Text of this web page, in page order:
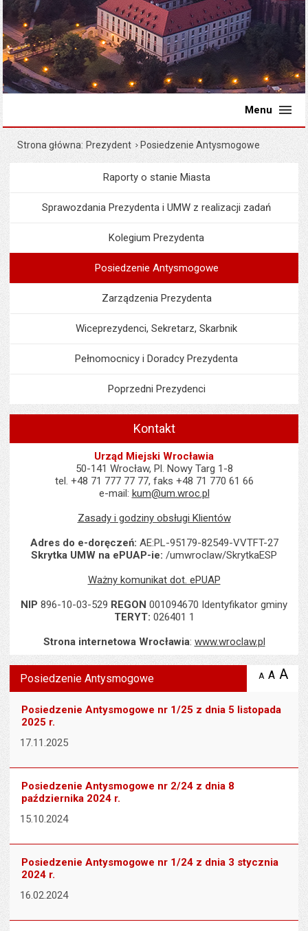
Menu
Strona główna Prezydent Posiedzenie Antysmogowe
MenuPrezydent
Raporty o stanie Miasta
Sprawozdania Prezydenta i UMW z realizacji zadań
Kolegium Prezydenta
Posiedzenie Antysmogowe
Zarządzenia Prezydenta
Wiceprezydenci, Sekretarz, Skarbnik
Pełnomocnicy i Doradcy Prezydenta
Poprzedni Prezydenci
Kontakt
Urząd Miejski Wrocławia
50-141 Wrocław, Pl. Nowy Targ 1-8
tel. +48 71 777 77 77, faks +48 71 770 61 66
e-mail: kum@um.wroc.pl
Zasady i godziny obsługi Klientów
Adres do e-doręczeń: AE:PL-95179-82549-VVTFT-27
Skrytka UMW na ePUAP-ie: /umwroclaw/SkrytkaESP
Ważny komunikat dot. ePUAP
NIP 896-10-03-529 REGON 001094670 Identyfikator gminy
TERYT: 026401 1
Strona internetowa Wrocławia: www.wroclaw.pl
Posiedzenie Antysmogowe A zmniejsz
A A
Posiedzenie Antysmogowe nr 1/25 z dnia 5 listopada
2025 r.
17.11.2025
Posiedzenie Antysmogowe nr 2/24 z dnia 8
października 2024 r.
15.10.2024
Posiedzenie Antysmogowe nr 1/24 z dnia 3 stycznia
2024 r.
16.02.2024